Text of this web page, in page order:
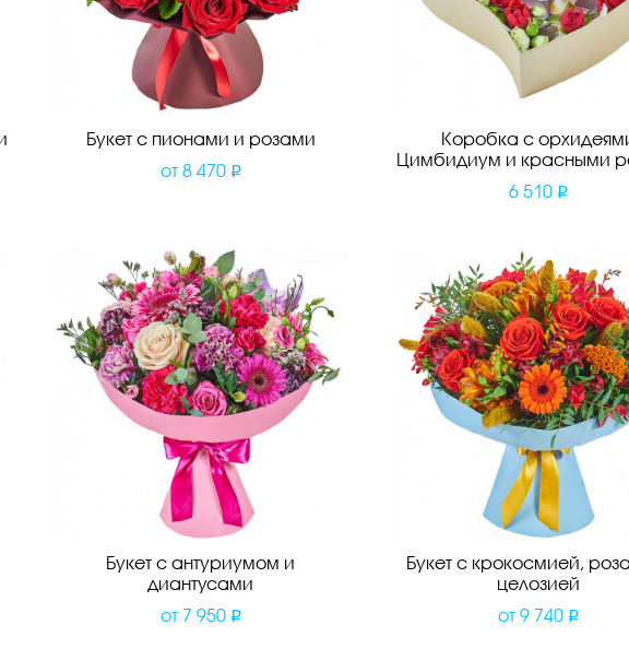
Букет с пионами и розами
от 8 470
Коробка с
Цимбидиум и красными
6 510
Букет с антуриумом и
диантусами
от 7 950
Букет с крокосмией,
целозией
от 9 740